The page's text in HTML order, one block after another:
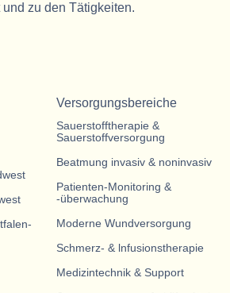
zu den Tätigkeiten.
Versorgungsbereiche
Sauerstofftherapie &
Sauerstoffversorgung
Beatmung invasiv & noninvasiv
Patienten-Monitoring &
-überwachung
Moderne Wundversorgung
Schmerz- & lnfusionstherapie
Medizintechnik & Support